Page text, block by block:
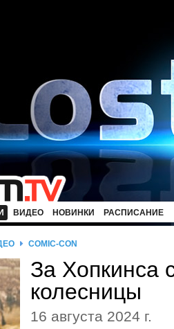
ВИДЕО НОВИНКИ РАСПИСАНИЕ
COMIC-CON
За Хопкинса
колесницы
16 августа 2024 г.